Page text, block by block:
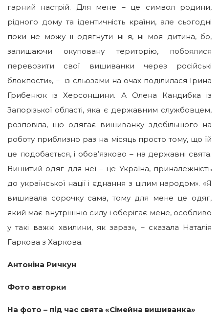
гарний настрій. Для мене – це символ родини,
рідного дому та ідентичність країни, але сьогодні
поки не можу її одягнути ні я, ні моя дитина, бо,
залишаючи окуповану територію, побоялися
перевозити свої вишиванки через російські
блокпости», – із сльозами на очах поділилася Ірина
Грибенюк із Херсонщини. А Олена Кандибка із
Запорізької області, яка є державним службовцем,
розповіла, що одягає вишиванку здебільшого на
роботу приблизно раз на місяць просто тому, що їй
це подобається, і обов’язково – на державні свята.
Вишитий одяг для неї – це Україна, приналежність
до української нації і єднання з цілим народом». «Я
вишивала сорочку сама, тому для мене це одяг,
який має внутрішню силу і оберігає мене, особливо
у такі важкі хвилини, як зараз», – сказала Наталія
Гаркова з Харкова.
Антоніна Ричкун
Фото авторки
На фото – під час свята «Сімейна вишиванка»